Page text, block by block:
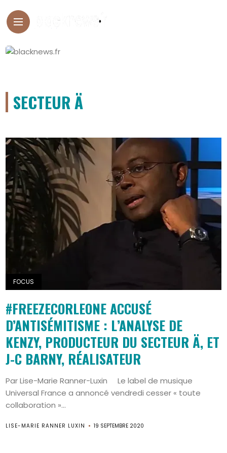
Search
SECTEUR Ä
FOCUS
#FREEZECORLEONE ACCUSÉ
D’ANTISÉMITISME : L’ANALYSE DE
KENZY, PRODUCTEUR DU SECTEUR Ä, ET
J-C BARNY, RÉALISATEUR
Par Lise-Marie Ranner-Luxin Le label de musique
Universal France a annoncé vendredi cesser « toute
collaboration »...
LISE-MARIE RANNER LUXIN 19 SEPTEMBRE 2020